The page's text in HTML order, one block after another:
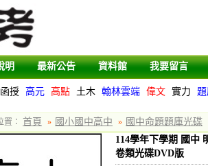
明 最新公告 資料館 我要留言
授 高元 高點 土木 翰林雲端 偉文 實力
置： 首頁 » 國小國中高中 » 國中命題題庫光碟
114學年下學期 國中
卷類光碟DVD版